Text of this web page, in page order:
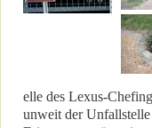
elle des Lexus-
unweit der Unfallstelle